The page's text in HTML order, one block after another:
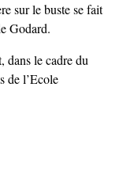
sur le buste se fait
Godard.
dans le cadre du
de l’Ecole